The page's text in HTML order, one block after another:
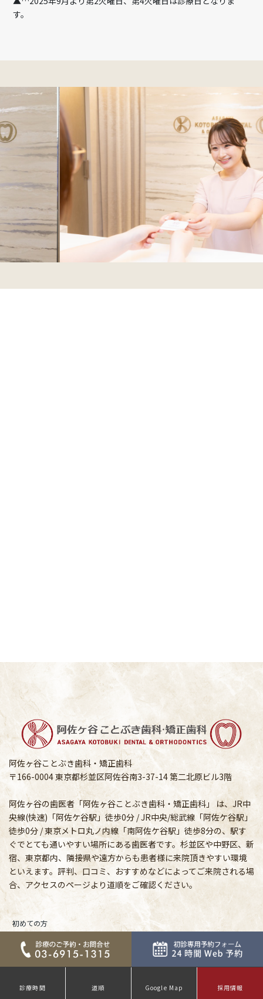
す。
阿佐ヶ谷ことぶき歯科・矯正歯科
〒166-0004 東京都杉並区阿佐谷南3-37-14 第二北原ビル3階
阿佐ヶ谷の歯医者「阿佐ヶ谷ことぶき歯科・矯正歯科」 は、JR中
央線(快速)「阿佐ケ谷駅」徒歩0分 / JR中央/総武線「阿佐ケ谷駅」
徒歩0分 / 東京メトロ丸ノ内線「南阿佐ケ谷駅」徒歩8分の、駅す
ぐでとても通いやすい場所にある歯医者です。杉並区や中野区、新
宿、東京都内、隣接県や遠方からも患者様に来院頂きやすい環境
といえます。評判、口コミ、おすすめなどによってご来院される場
合、アクセスのページより道順をご確認ください。
初めての方
歯科医師紹介
当院の特長
症例集
診療時間 道順 Google Map 採用情報